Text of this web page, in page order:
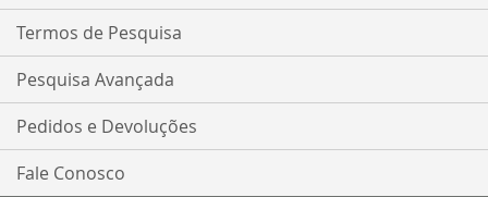
Termos de Pesquisa
Pesquisa Avançada
Pedidos e Devoluções
Fale Conosco